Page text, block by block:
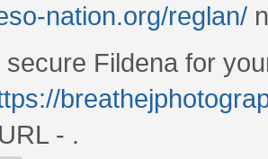
nation.org/reglan/
secure Fildena for
- .